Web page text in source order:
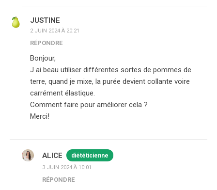
JUSTINE
2 JUIN 2024 À 20:21
RÉPONDRE
Bonjour,
J ai beau utiliser différentes sortes de pommes de
terre, quand je mixe, la purée devient collante voire
carrément élastique.
Comment faire pour améliorer cela ?
Merci!
ALICE diététicienne
3 JUIN 2024 À 10:01
RÉPONDRE